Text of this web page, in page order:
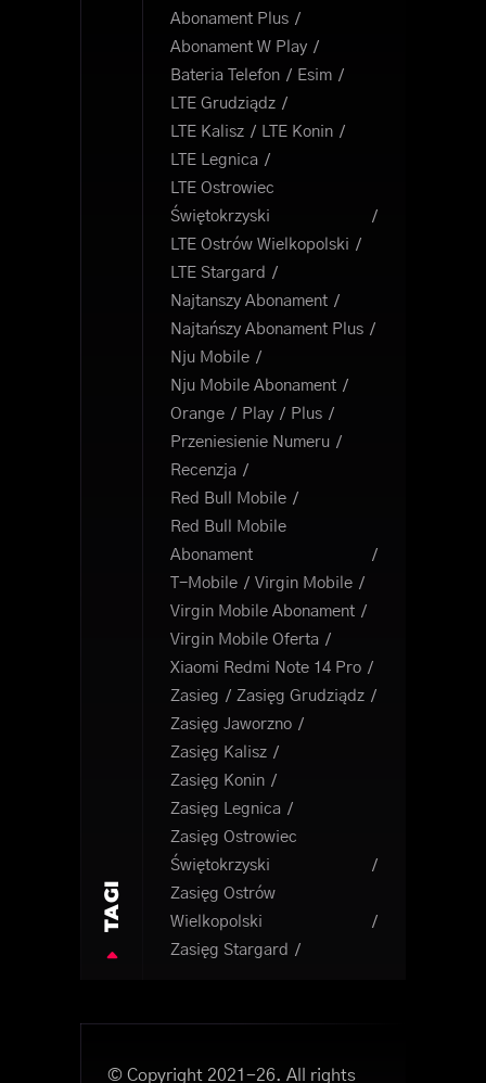
TAGI
Abonament Plus
Abonament W Play
Bateria Telefon
Esim
LTE Grudziądz
LTE Kalisz
LTE Konin
LTE Legnica
LTE Ostrowiec
Świętokrzyski
LTE Ostrów Wielkopolski
LTE Stargard
Najtanszy Abonament
Najtańszy Abonament Plus
Nju Mobile
Nju Mobile Abonament
Orange
Play
Plus
Przeniesienie Numeru
Recenzja
Red Bull Mobile
Red Bull Mobile
Abonament
T-Mobile
Virgin Mobile
Virgin Mobile Abonament
Virgin Mobile Oferta
Xiaomi Redmi Note 14 Pro
Zasieg
Zasięg Grudziądz
Zasięg Jaworzno
Zasięg Kalisz
Zasięg Konin
Zasięg Legnica
Zasięg Ostrowiec
Świętokrzyski
Zasięg Ostrów
Wielkopolski
Zasięg Stargard
© Copyright 2021-26. All rights